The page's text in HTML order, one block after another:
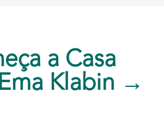
a Casa
Klabin →